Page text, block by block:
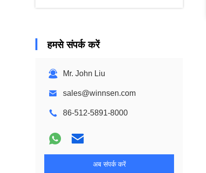
हमसे संपर्क करें
Mr. John Liu
sales@winnsen.com
86-512-5891-8000
अब संपर्क करें